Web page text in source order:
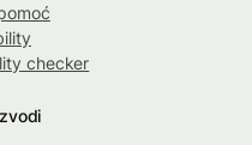
checker